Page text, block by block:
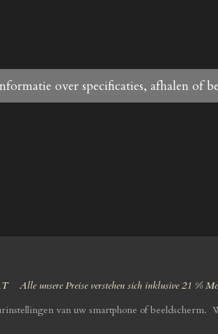
over specificaties, afhalen of
unsere Preise verstehen sich inklusive 21 %
van uw smartphone of